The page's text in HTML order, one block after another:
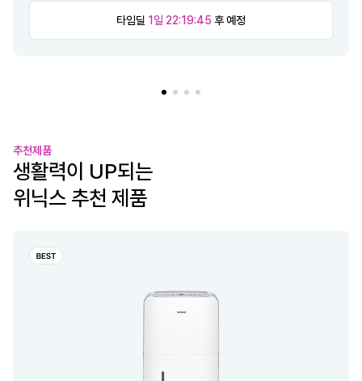
타임딜 1일 22:19:44 후 예정
추천제품
생활력이 UP되는
위닉스 추천 제품